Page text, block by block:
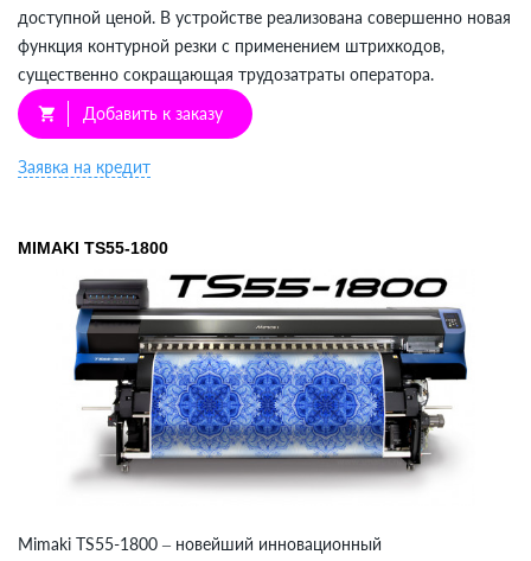
доступной ценой. В устройстве реализована совершенно новая
функция контурной резки с применением штрихкодов,
существенно сокращающая трудозатраты оператора.
shopping_cart Добавить к заказу
Заявка на кредит
MIMAKI TS55-1800
Mimaki TS55-1800 – новейший инновационный